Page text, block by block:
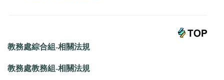
教務處綜合組-相關法規
教務處教務組-相關法規